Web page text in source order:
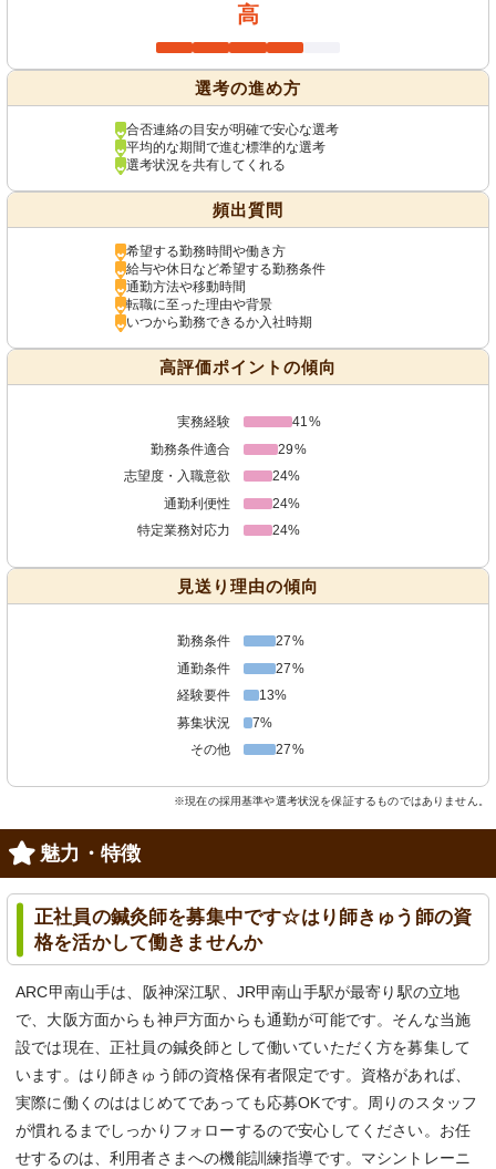
高
選考の進め方
合否連絡の目安が明確で安心な選考
平均的な期間で進む標準的な選考
選考状況を共有してくれる
頻出質問
希望する勤務時間や働き方
給与や休日など希望する勤務条件
通勤方法や移動時間
転職に至った理由や背景
いつから勤務できるか入社時期
高評価ポイントの傾向
実務経験
41%
勤務条件適合
29%
志望度・入職意欲
24%
通勤利便性
24%
特定業務対応力
24%
見送り理由の傾向
勤務条件
27%
通勤条件
27%
経験要件
13%
募集状況
7%
その他
27%
※現在の採用基準や選考状況を保証するものではありません。
魅力・特徴
正社員の鍼灸師を募集中です☆はり師きゅう師の資
格を活かして働きませんか
ARC甲南山手は、阪神深江駅、JR甲南山手駅が最寄り駅の立地
で、大阪方面からも神戸方面からも通勤が可能です。そんな当施
設では現在、正社員の鍼灸師として働いていただく方を募集して
います。はり師きゅう師の資格保有者限定です。資格があれば、
実際に働くのははじめてであっても応募OKです。周りのスタッフ
が慣れるまでしっかりフォローするので安心してください。お任
せするのは、利用者さまへの機能訓練指導です。マシントレーニ